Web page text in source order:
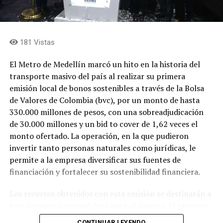
para transformar el estadio Atanasio Girardot en un
escenario de talla mundial, capaz de responder a las
culturales, superando la obsolescencia de la
financiera y convirtiéndolo en un recinto
multipropósito bajo estándares internacionales,
mediante un modelo de financiación que combina
recursos públicos y privados.
Finalmente manifestaron que la EDU liderará la
estructuración del proyecto por su capacidad técnica y
jurídica, garantizando que el estadio continúe siendo de
propiedad del Distrito. También señalaron que este
modelo podría convertirse en un referente para el
proyectos estratégicos con esquemas de financiación
181 Vistas
El Metro de Medellín marcó un hito en la historia del
transporte masivo del país al realizar su primera
emisión local de bonos sostenibles a través de la Bolsa
de Valores de Colombia (bvc), por un monto de hasta
330.000 millones de pesos, con una sobreadjudicación
de 30.000 millones y un bid to cover de 1,62 veces el
monto ofertado. La operación, en la que pudieron
invertir tanto personas naturales como jurídicas, le
permite a la empresa diversificar sus fuentes de
financiación y fortalecer su sostenibilidad financiera.
es la adquisición, con ensamblaje local, de 13 trenes